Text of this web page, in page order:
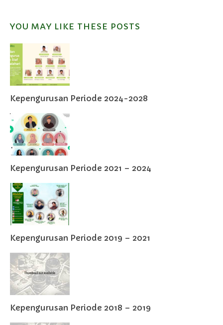
YOU MAY LIKE THESE POSTS
Kepengurusan Periode 2024-2028
Kepengurusan Periode 2021 – 2024
Kepengurusan Periode 2019 – 2021
Kepengurusan Periode 2018 – 2019